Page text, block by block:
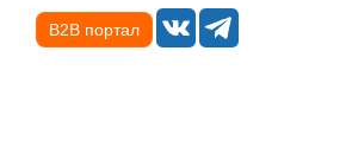
B2B портал